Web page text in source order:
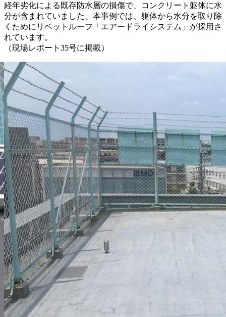
経年劣化による既存防水層の損傷で、コンクリート躯体に水
分が含まれていました。本事例では、躯体から水分を取り除
くためにリベットルーフ「エアードライシステム」が採用さ
れています。
（現場レポート35号に掲載）